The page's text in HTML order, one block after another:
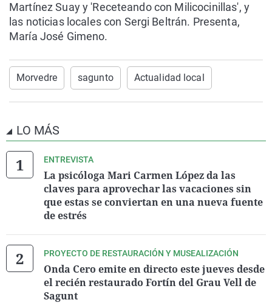
Martínez Suay y 'Receteando con Milicocinillas', y
las noticias locales con Sergi Beltrán. Presenta,
María José Gimeno.
Morvedre sagunto Actualidad local
LO MÁS
ENTREVISTA
La psicóloga Mari Carmen López da las
claves para aprovechar las vacaciones sin
que estas se conviertan en una nueva fuente
de estrés
PROYECTO DE RESTAURACIÓN Y MUSEALIZACIÓN
Onda Cero emite en directo este jueves desde
el recién restaurado Fortín del Grau Vell de
Sagunt